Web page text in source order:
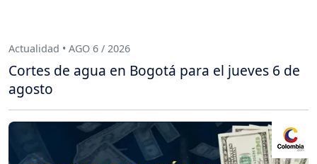
Actualidad • AGO 6 / 2026
Cortes de agua en Bogotá para el jueves 6 de
agosto